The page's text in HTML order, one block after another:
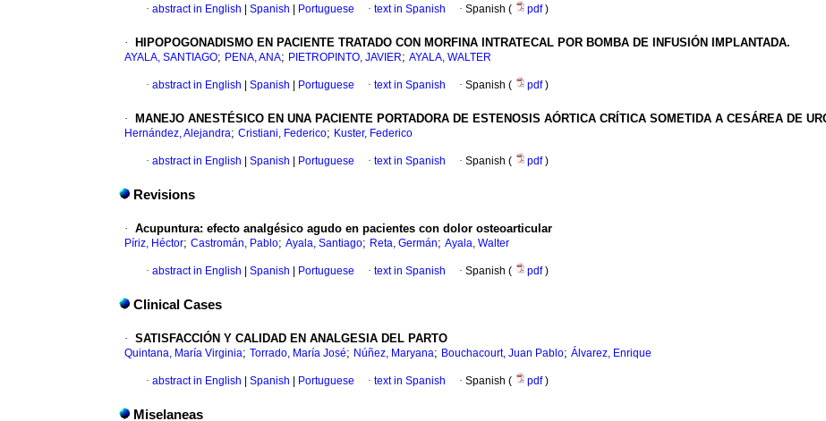
· abstract in English Spanish Portuguese · text in Spanish · Spanish ( pdf)
· HIPOPOGONADISMO EN PACIENTE TRATADO CON MORFINA INTRATECAL POR BOMBA DE INFUSIÓN IMPLANTADA.
AYALA, SANTIAGO; PENA, ANA; PIETROPINTO, JAVIER; AYALA, WALTER
· abstract in English Spanish Portuguese · text in Spanish · Spanish ( pdf)
· MANEJO ANESTÉSICO EN UNA PACIENTE PORTADORA DE ESTENOSIS AÓRTICA CRÍTICA SOMETIDA A CESÁREA DE
Hernández, Alejandra; Cristiani, Federico; Kuster, Federico
· abstract in English Spanish Portuguese · text in Spanish · Spanish ( pdf)
Revisions
· Acupuntura: efecto analgésico agudo en pacientes con dolor osteoarticular
Píriz, Héctor; Castromán, Pablo; Ayala, Santiago; Reta, Germán; Ayala, Walter
· abstract in English Spanish Portuguese · text in Spanish · Spanish ( pdf)
Clinical Cases
· SATISFACCIÓN Y CALIDAD EN ANALGESIA DEL PARTO
Quintana, María Virginia; Torrado, María José; Núñez, Maryana; Bouchacourt, Juan Pablo; Álvarez, Enrique
· abstract in English Spanish Portuguese · text in Spanish · Spanish ( pdf)
Miselaneas